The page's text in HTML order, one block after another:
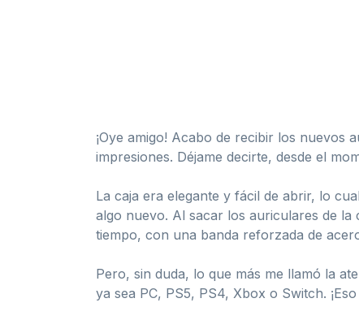
¡Oye amigo! Acabo de recibir los nuevos
impresiones. Déjame decirte, desde el
La caja era elegante y fácil de abrir, lo
algo nuevo. Al sacar los auriculares de la
tiempo, con una banda reforzada de
Pero, sin duda, lo que más me llamó la
ya sea PC, PS5, PS4, Xbox o Switch.